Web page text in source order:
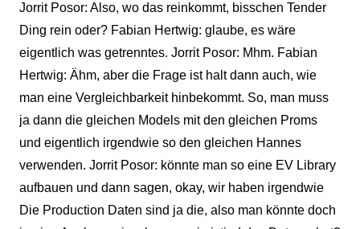
Jorrit Posor: Also, wo das reinkommt, bisschen Tender
Ding rein oder? Fabian Hertwig: glaube, es wäre
eigentlich was getrenntes. Jorrit Posor: Mhm. Fabian
Hertwig: Ähm, aber die Frage ist halt dann auch, wie
man eine Vergleichbarkeit hinbekommt. So, man muss
ja dann die gleichen Models mit den gleichen Proms
und eigentlich irgendwie so den gleichen Hannes
verwenden. Jorrit Posor: könnte man so eine EV Library
aufbauen und dann sagen, okay, wir haben irgendwie
Die Production Daten sind ja die, also man könnte doch